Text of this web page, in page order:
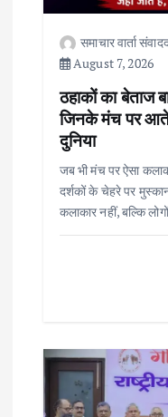
समाचार वार्ता
August 7, 2026
ठहाकों का बेताज
जिनके मंच पर आते
दुनिया
जब भी मंच पर ऐसा
दर्शकों के चेहरे पर
कलाकार नहीं, बल्कि